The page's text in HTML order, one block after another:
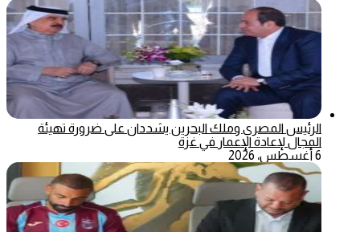
الرئيس المصري وملك البحرين يشددان على ضرورة تهيئة
المجال لإعادة الإعمار في غزة
6 أغسطس، 2026